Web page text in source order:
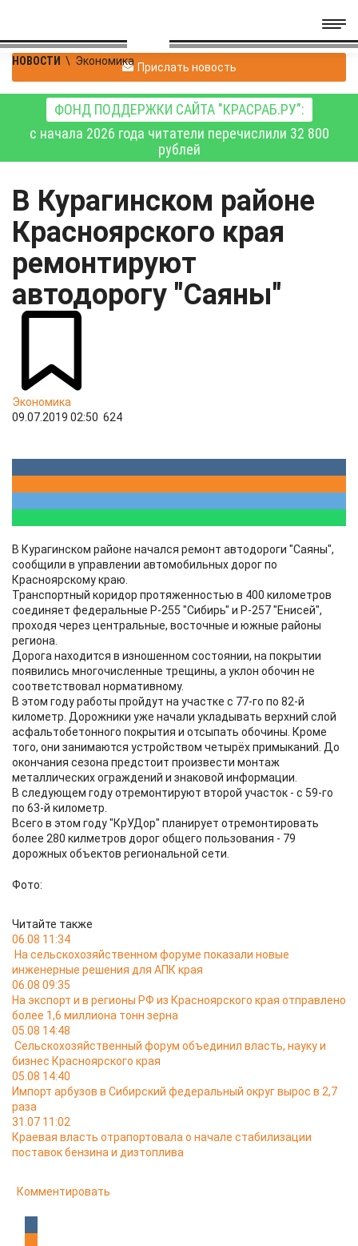
НОВОСТИ \ Экономика Прислать новость
ФОНД ПОДДЕРЖКИ САЙТА "КРАСРАБ.РУ":
с начала 2026 года читатели перечислили 32 800
рублей
В Курагинском районе
Красноярского края
ремонтируют
автодорогу "Саяны"
Экономика
09.07.2019 02:50 624
В Курагинском районе начался ремонт автодороги "Саяны",
сообщили в управлении автомобильных дорог по
Красноярскому краю.
Транспортный коридор протяженностью в 400 километров
соединяет федеральные Р-255 "Сибирь" и Р-257 "Енисей",
проходя через центральные, восточные и южные районы
региона.
Дорога находится в изношенном состоянии, на покрытии
появились многочисленные трещины, а уклон обочин не
соответствовал нормативному.
В этом году работы пройдут на участке с 77-го по 82-й
километр. Дорожники уже начали укладывать верхний слой
асфальтобетонного покрытия и отсыпать обочины. Кроме
того, они занимаются устройством четырёх примыканий. До
окончания сезона предстоит произвести монтаж
металлических ограждений и знаковой информации.
В следующем году отремонтируют второй участок - с 59-го
по 63-й километр.
Всего в этом году "КрУДор" планирует отремонтировать
более 280 килметров дорог общего пользования - 79
дорожных объектов региональной сети.
Фото:
Читайте также
06.08 11:34
На сельскохозяйственном форуме показали новые
инженерные решения для АПК края
06.08 09:35
На экспорт и в регионы РФ из Красноярского края отправлено
более 1,6 миллиона тонн зерна
05.08 14:48
Сельскохозяйственный форум объединил власть, науку и
бизнес Красноярского края
05.08 14:40
Импорт арбузов в Сибирский федеральный округ вырос в 2,7
раза
31.07 11:02
Краевая власть отрапортовала о начале стабилизации
поставок бензина и дизтоплива
Комментировать